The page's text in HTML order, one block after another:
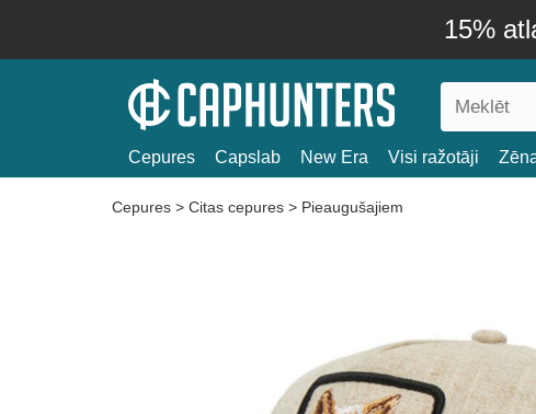
15%
Cepures Capslab New Era Visi ražotāji
Cepures > Citas cepures > Pieaugušajiem